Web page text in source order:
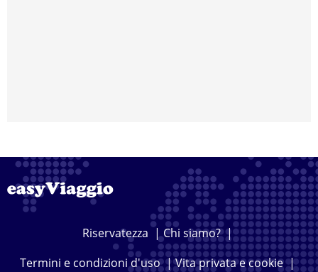
Riservatezza |Chi siamo?|
Termini e condizioni d'uso|Vita privata e cookie|